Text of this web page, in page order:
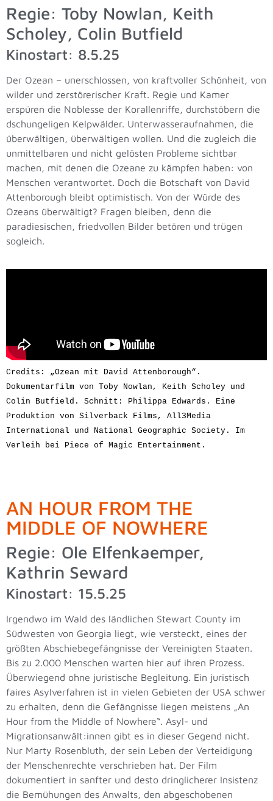
Regie: Toby Nowlan, Keith
Scholey, Colin Butfield
Kinostart: 8.5.25
Der Ozean – unerschlossen, von kraftvoller Schönheit, von
wilder und zerstörerischer Kraft. Regie und Kamer
erspüren die Noblesse der Korallenriffe, durchstöbern die
dschungeligen Kelpwälder. Unterwasseraufnahmen, die
überwältigen, überwältigen wollen. Und die zugleich die
unmittelbaren und nicht gelösten Probleme sichtbar
machen, mit denen die Ozeane zu kämpfen haben: von
Menschen verantwortet. Doch die Botschaft von David
Attenborough bleibt optimistisch. Von der Würde des
Ozeans überwältigt? Fragen bleiben, denn die
paradiesischen, friedvollen Bilder betören und trügen
sogleich.
Credits: „Ozean mit David Attenborough“.
Dokumentarfilm von Toby Nowlan, Keith Scholey und
Colin Butfield. Schnitt: Philippa Edwards. Eine
Produktion von Silverback Films, All3Media
International und National Geographic Society. Im
Verleih bei Piece of Magic Entertainment.
AN HOUR FROM THE
MIDDLE OF NOWHERE
Regie: Ole Elfenkaemper,
Kathrin Seward
Kinostart: 15.5.25
Irgendwo im Wald des ländlichen Stewart County im
Südwesten von Georgia liegt, wie versteckt, eines der
größten Abschiebegefängnisse der Vereinigten Staaten.
Bis zu 2.000 Menschen warten hier auf ihren Prozess.
Überwiegend ohne juristische Begleitung. Ein juristisch
faires Asylverfahren ist in vielen Gebieten der USA schwer
zu erhalten, denn die Gefängnisse liegen meistens „An
Hour from the Middle of Nowhere“. Asyl- und
Migrationsanwält:innen gibt es in dieser Gegend nicht.
Nur Marty Rosenbluth, der sein Leben der Verteidigung
der Menschenrechte verschrieben hat. Der Film
dokumentiert in sanfter und desto dringlicherer Insistenz
die Bemühungen des Anwalts, den abgeschobenen